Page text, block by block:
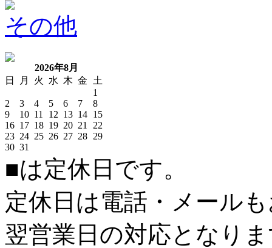
その他
2026年8月
日
月 火 水 木 金
土
1
2
3 4 5 6 7
8
9
10 11 12 13 14 15
16 17 18 19 20 21
22
23 24 25 26 27 28 29
30 31
■は定休日です。
定休日は電話・メール
翌営業日の対応となり